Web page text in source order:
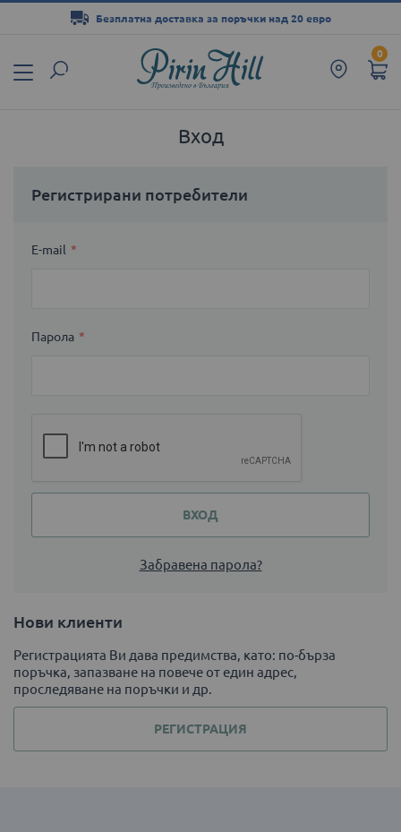
0
Безплатна доставка за поръчки над 20 евро
съдържанието
Вход
Регистрирани потребители
E-mail
Парола
ВХОД
Забравена парола?
Нови клиенти
Регистрацията Ви дава предимства, като: по-бърза
поръчка, запазване на повече от един адрес,
проследяване на поръчки и др.
РЕГИСТРАЦИЯ